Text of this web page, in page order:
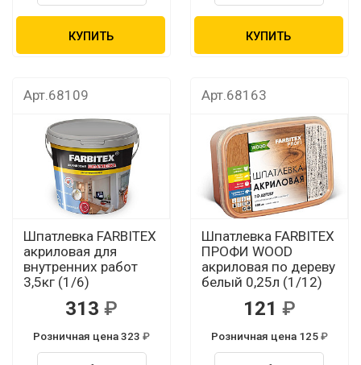
КУПИТЬ КУПИТЬ
Арт.68109
Шпатлевка FARBITEX
акриловая для
внутренних работ
3,5кг (1/6)
313
Розничная цена 323
Арт.68163
Шпатлевка FARBITEX
ПРОФИ WOOD
акриловая по дереву
белый 0,25л (1/12)
121
Розничная цена 125